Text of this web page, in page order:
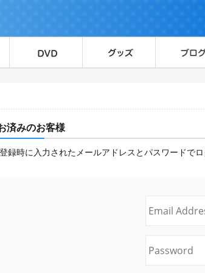
済みのお客様
録時に入力されたメールアドレスとパスワードでロ